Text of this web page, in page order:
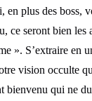
en plus des
ce seront bien
». S’extraire en
vision occulte
qui ne